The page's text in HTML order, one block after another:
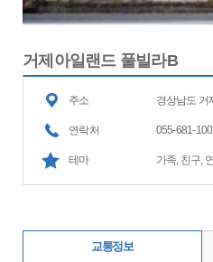
거제아일랜드 풀빌라B
주소 경상남도 거
연락처 055-681-
테마 가족, 친구,
교통정보